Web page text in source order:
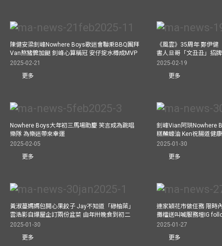
陳健安梁釗峰Nowhere Boys歌迷會聯乘BBQ團拜
Van熬豬髀加餸 釗峰心算稱冠 安仔掟水樽成MVP
2025-02-21
更多
《風雲》35周年 鄭伊
書人旦哥「文丑丑」招
2025-02-19
更多
Nowhere Boys大年初三馬場助慶 笑言成為跳唱
樂隊 為樂迷帶來幸運
2025-02-05
更多
釗峰Vian阿珙Nowhere
糕蘸蠔油 Ken祝腸道健康
2025-01-30
更多
黃淑蔓媽媽包開心果餃子 Jay不知道「碌柚葉」
雲浩影自爆屋企訂兩份盆菜 由年卅晚食到初二
2025-01-30
更多
連家穎花市做任務 限時
攤檔送叫喊服務增IG
2025-01-27
更多